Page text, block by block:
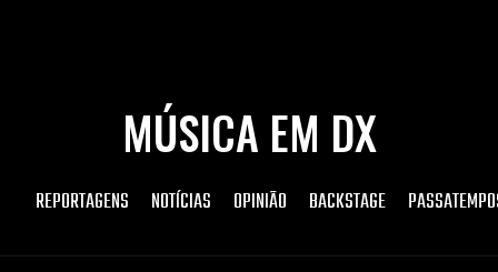
MÚSICA EM DX
REPORTAGENS NOTÍCIAS OPINIÃO BACKSTAGE